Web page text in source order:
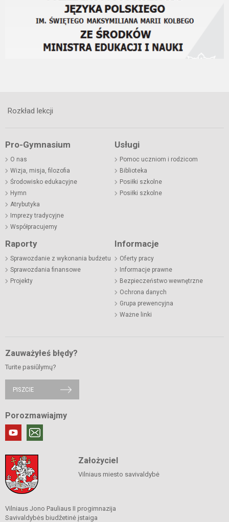
Rozkład lekcji
Pro-Gymnasium
O nas
Wizja, misja, filozofia
Środowisko edukacyjne
Hymn
Atrybutyka
Imprezy tradycyjne
Współpracujemy
Usługi
Pomoc uczniom i rodzicom
Biblioteka
Posiłki szkolne
Posiłki szkolne
Raporty
Sprawozdanie z wykonania budżetu
Sprawozdania finansowe
Projekty
Informacje
Oferty pracy
Informacje prawne
Bezpieczeństwo wewnętrzne
Ochrona danych
Grupa prewencyjna
Ważne linki
Zauważyłeś błędy?
Turite pasiūlymų?
PISZCIE
Porozmawiajmy
Założyciel
Vilniaus miesto savivaldybė
Vilniaus Jono Pauliaus II progimnazija
Savivaldybės biudžetinė įstaiga